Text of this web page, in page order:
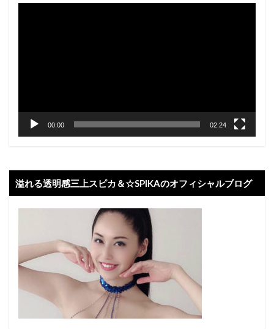
動
00:00 02:24
溢れる透明感三上スピカ＆☆SPIKAのオフィシャルブログ